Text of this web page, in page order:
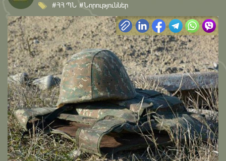
#ՀՀ ՊՆ #Նորություններ